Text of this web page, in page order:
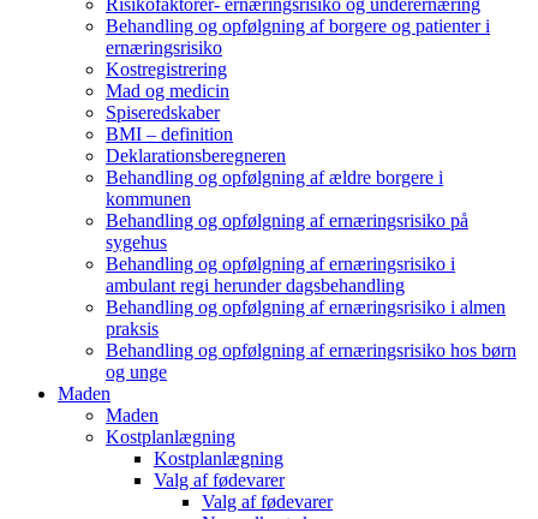
Risikofaktorer- ernæringsrisiko og underernæring
Behandling og opfølgning af borgere og patienter i
ernæringsrisiko
Kostregistrering
Mad og medicin
Spiseredskaber
BMI – definition
Deklarationsberegneren
Behandling og opfølgning af ældre borgere i
kommunen
Behandling og opfølgning af ernæringsrisiko på
sygehus
Behandling og opfølgning af ernæringsrisiko i
ambulant regi herunder dagsbehandling
Behandling og opfølgning af ernæringsrisiko i almen
praksis
Behandling og opfølgning af ernæringsrisiko hos børn
og unge
Maden
Maden
Kostplanlægning
Kostplanlægning
Valg af fødevarer
Valg af fødevarer